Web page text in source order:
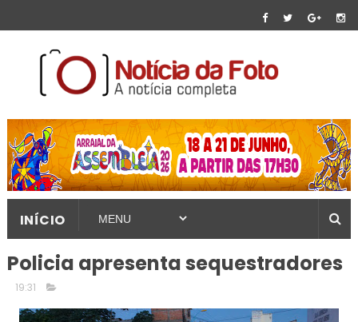
INÍCIO
Policia apresenta sequestradores
19:31